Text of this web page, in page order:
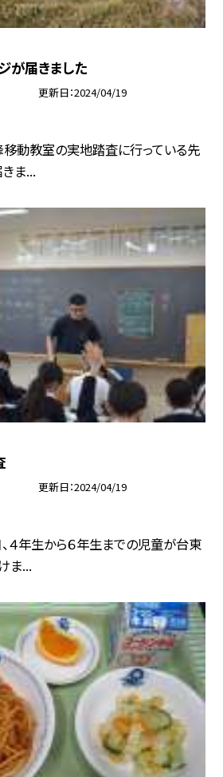
が届きました
更新日 2024/04/19
移動教室の実地踏査に行っている先
ま...
更新日 2024/04/19
、４年生から６年生までの児童が台東
ま...